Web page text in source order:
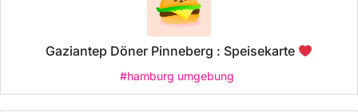
Gaziantep Döner Pinneberg : Speisekarte
#hamburg umgebung